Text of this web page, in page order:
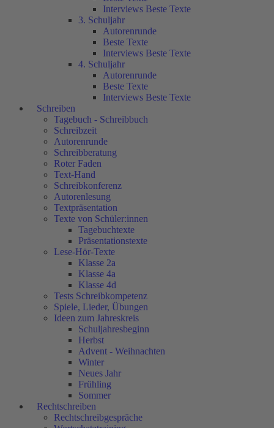
Interviews Beste Texte
3. Schuljahr
Autorenrunde
Beste Texte
Interviews Beste Texte
4. Schuljahr
Autorenrunde
Beste Texte
Interviews Beste Texte
Schreiben
Tagebuch - Schreibbuch
Schreibzeit
Autorenrunde
Schreibberatung
Roter Faden
Text-Hand
Schreibkonferenz
Autorenlesung
Textpräsentation
Texte von Schüler:innen
Tagebuchtexte
Präsentationstexte
Lese-Hör-Texte
Klasse 2a
Klasse 4a
Klasse 4d
Tests Schreibkompetenz
Spiele, Lieder, Übungen
Ideen zum Jahreskreis
Schuljahresbeginn
Herbst
Advent - Weihnachten
Winter
Neues Jahr
Frühling
Sommer
Rechtschreiben
Rechtschreibgespräche